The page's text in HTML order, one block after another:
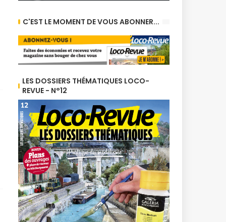
C'EST LE MOMENT DE VOUS ABONNER...
LES DOSSIERS THÉMATIQUES LOCO-
REVUE - N°12